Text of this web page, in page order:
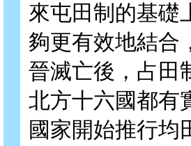
來屯田制的基礎
夠更有效地結合
晉滅亡後，占田
北方十六國都有
國家開始推行均